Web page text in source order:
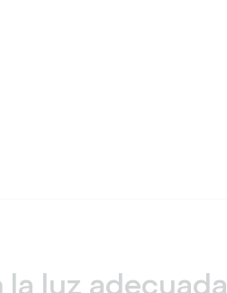
la luz adecuada